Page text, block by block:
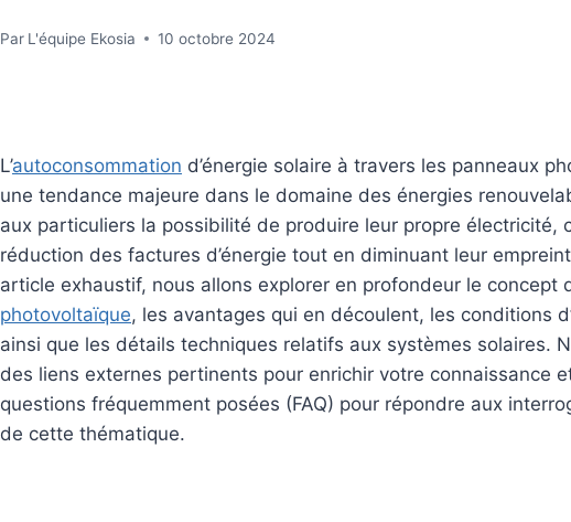
Par L'équipe Ekosia 10 octobre 2024
L’autoconsommation d’énergie solaire à travers les panneaux
une tendance majeure dans le domaine des énergies
aux particuliers la possibilité de produire leur propre électricité,
réduction des factures d’énergie tout en diminuant leur
article exhaustif, nous allons explorer en profondeur le concept
photovoltaïque, les avantages qui en découlent, les conditions
ainsi que les détails techniques relatifs aux systèmes solaires.
des liens externes pertinents pour enrichir votre connaissance
questions fréquemment posées (FAQ) pour répondre aux
de cette thématique.